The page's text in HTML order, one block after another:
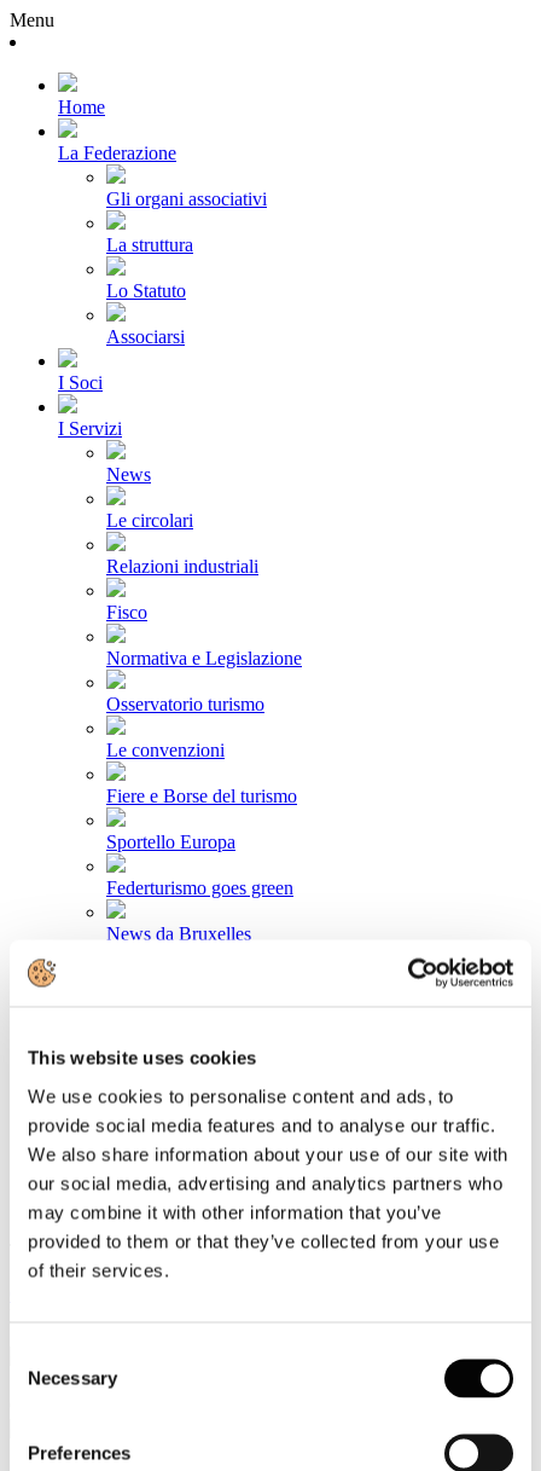
This website uses cookies
We use cookies to personalise content and ads, to
provide social media features and to analyse our traffic.
We also share information about your use of our site with
our social media, advertising and analytics partners who
may combine it with other information that you’ve
provided to them or that they’ve collected from your use
of their services.
Selection
Necessary
Preferences
Menu
Home
La Federazione
Gli organi associativi
La struttura
Lo Statuto
Associarsi
I Soci
I Servizi
News
Le circolari
Relazioni industriali
Fisco
Normativa e Legislazione
Osservatorio turismo
Le convenzioni
Fiere e Borse del turismo
Sportello Europa
Federturismo goes green
News da Bruxelles
Newsletter
Video
Articoli e Interviste
Contatti
Tel. +39 320 57 80 986
Email segreteria@federturismo.it